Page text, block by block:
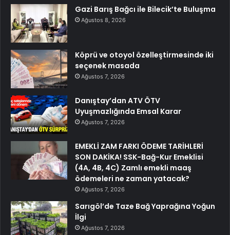
Gazi Barış Bağcı ile Bilecik’te Buluşma
Ağustos 8, 2026
Köprü ve otoyol özelleştirmesinde iki
seçenek masada
Ağustos 7, 2026
Danıştay’dan ATV ÖTV
Uyuşmazlığında Emsal Karar
Ağustos 7, 2026
EMEKLİ ZAM FARKI ÖDEME TARİHLERİ
SON DAKİKA! SSK-Bağ-Kur Emeklisi
(4A, 4B, 4C) Zamlı emekli maaş
ödemeleri ne zaman yatacak?
Ağustos 7, 2026
Sarıgöl’de Taze Bağ Yaprağına Yoğun
İlgi
Ağustos 7, 2026